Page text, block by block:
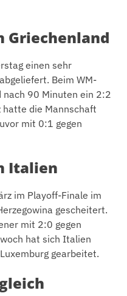
Griechenland
einen sehr
Beim WM-
nach 90 Minuten ein 2:2
hatte die Mannschaft
mit 0:1 gegen
Italien
im Playoff-Finale im
gescheitert.
mit 2:0 gegen
hat sich Italien
gearbeitet.